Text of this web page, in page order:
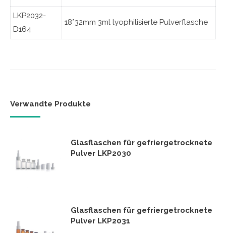
LKP2032-
D164
18*32mm 3ml lyophilisierte Pulverflasche
Verwandte Produkte
Glasflaschen für gefriergetrocknete
Pulver LKP2030
Glasflaschen für gefriergetrocknete
Pulver LKP2031